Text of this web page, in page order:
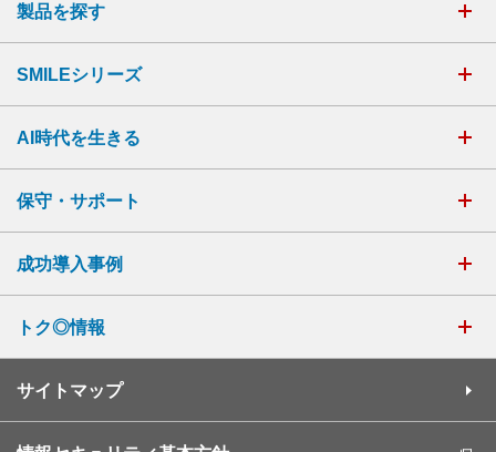
製品を探す
SMILEシリーズ
AI時代を生きる
保守・サポート
成功導入事例
トク◎情報
サイトマップ